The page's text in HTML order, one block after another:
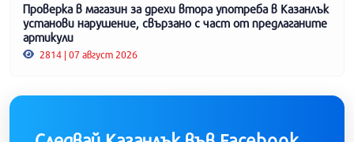
Проверка в магазин за дрехи втора употреба в Казанлък
установи нарушение, свързано с част от предлаганите
артикули
2814 | 07 август 2026